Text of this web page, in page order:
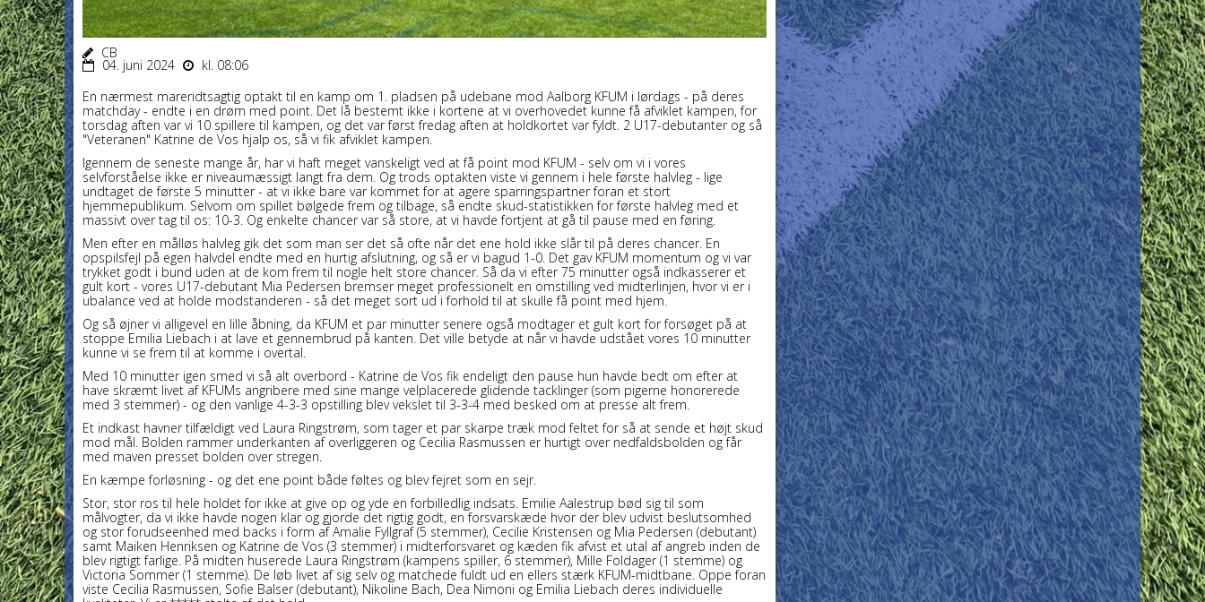
CB
04. juni 2024
kl. 08:06
En nærmest mareridtsagtig optakt til en kamp om 1. pladsen på udebane mod Aalborg KFUM i lørdags - på deres
matchday - endte i en drøm med point. Det lå bestemt ikke i kortene at vi overhovedet kunne få afviklet kampen, for
torsdag aften var vi 10 spillere til kampen, og det var først fredag aften at holdkortet var fyldt. 2 U17-debutanter og så
"Veteranen" Katrine de Vos hjalp os, så vi fik afviklet kampen.
Igennem de seneste mange år, har vi haft meget vanskeligt ved at få point mod KFUM - selv om vi i vores
selvforståelse ikke er niveaumæssigt langt fra dem. Og trods optakten viste vi gennem i hele første halvleg - lige
undtaget de første 5 minutter - at vi ikke bare var kommet for at agere sparringspartner foran et stort
hjemmepublikum. Selvom om spillet bølgede frem og tilbage, så endte skud-statistikken for første halvleg med et
massivt over tag til os: 10-3. Og enkelte chancer var så store, at vi havde fortjent at gå til pause med en føring.
Men efter en målløs halvleg gik det som man ser det så ofte når det ene hold ikke slår til på deres chancer. En
opspilsfejl på egen halvdel endte med en hurtig afslutning, og så er vi bagud 1-0. Det gav KFUM momentum og vi var
trykket godt i bund uden at de kom frem til nogle helt store chancer. Så da vi efter 75 minutter også indkasserer et
gult kort - vores U17-debutant Mia Pedersen bremser meget professionelt en omstilling ved midterlinjen, hvor vi er i
ubalance ved at holde modstanderen - så det meget sort ud i forhold til at skulle få point med hjem.
Og så øjner vi alligevel en lille åbning, da KFUM et par minutter senere også modtager et gult kort for forsøget på at
stoppe Emilia Liebach i at lave et gennembrud på kanten. Det ville betyde at når vi havde udstået vores 10 minutter
kunne vi se frem til at komme i overtal.
Med 10 minutter igen smed vi så alt overbord - Katrine de Vos fik endeligt den pause hun havde bedt om efter at
have skræmt livet af KFUMs angribere med sine mange velplacerede glidende tacklinger (som pigerne honorerede
med 3 stemmer) - og den vanlige 4-3-3 opstilling blev vekslet til 3-3-4 med besked om at presse alt frem.
Et indkast havner tilfældigt ved Laura Ringstrøm, som tager et par skarpe træk mod feltet for så at sende et højt skud
mod mål. Bolden rammer underkanten af overliggeren og Cecilia Rasmussen er hurtigt over nedfaldsbolden og får
med maven presset bolden over stregen.
En kæmpe forløsning - og det ene point både føltes og blev fejret som en sejr.
Stor, stor ros til hele holdet for ikke at give op og yde en forbilledlig indsats. Emilie Aalestrup bød sig til som
målvogter, da vi ikke havde nogen klar og gjorde det rigtig godt, en forsvarskæde hvor der blev udvist beslutsomhed
og stor forudseenhed med backs i form af Amalie Fyllgraf (5 stemmer), Cecilie Kristensen og Mia Pedersen (debutant)
samt Maiken Henriksen og Katrine de Vos (3 stemmer) i midterforsvaret og kæden fik afvist et utal af angreb inden de
blev rigtigt farlige. På midten huserede Laura Ringstrøm (kampens spiller, 6 stemmer), Mille Foldager (1 stemme) og
Victoria Sommer (1 stemme). De løb livet af sig selv og matchede fuldt ud en ellers stærk KFUM-midtbane. Oppe foran
viste Cecilia Rasmussen, Sofie Balser (debutant), Nikoline Bach, Dea Nimoni og Emilia Liebach deres individuelle